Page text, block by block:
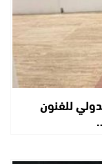
للفنون